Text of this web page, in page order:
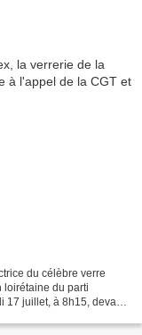
du célèbre verre
loirétaine du parti
17 juillet, à 8h15, devant